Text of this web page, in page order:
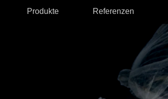
Produkte Referenzen